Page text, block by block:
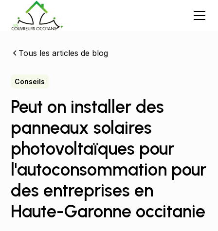
Tous les articles de blog
Conseils
Peut on installer des
panneaux solaires
photovoltaïques pour
l'autoconsommation pour
des entreprises en
Haute-Garonne occitanie